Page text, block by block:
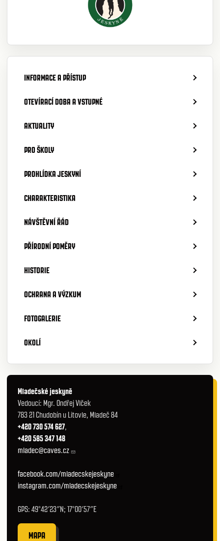
INFORMACE A PŘÍSTUP
OTEVÍRACÍ DOBA A VSTUPNÉ
AKTUALITY
PRO ŠKOLY
PROHLÍDKA JESKYNÍ
CHARAKTERISTIKA
NÁVŠTĚVNÍ ŘÁD
PŘÍRODNÍ POMĚRY
HISTORIE
OCHRANA A VÝZKUM
FOTOGALERIE
OKOLÍ
Mladečské jeskyně
Vedoucí: Mgr. Ondřej Vlček
783 21 Chudobín u Litovle, Mladeč 84
+420 730 574 627,
+420 585 347 148
mladec@caves.cz
facebook.com/mladecskejeskyne
instagram.com/mladecskejeskyne
GPS: 49°42′23″N; 17°00′57″E
MAPA